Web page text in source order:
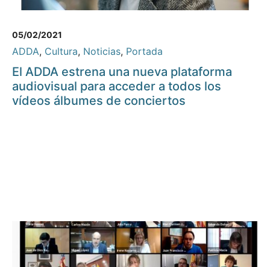
05/02/2021
ADDA, Cultura, Noticias, Portada
El ADDA estrena una nueva plataforma
audiovisual para acceder a todos los
vídeos álbumes de conciertos